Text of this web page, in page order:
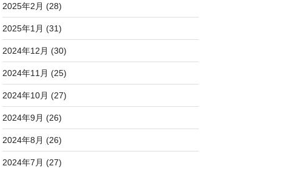
2025年2月 (28)
2025年1月 (31)
2024年12月 (30)
2024年11月 (25)
2024年10月 (27)
2024年9月 (26)
2024年8月 (26)
2024年7月 (27)